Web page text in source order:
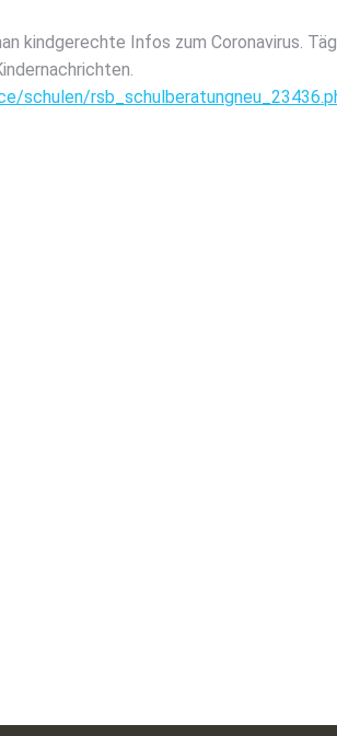
kind­ge­rech­te Infos zum Coro­na­vi­rus.
schulen/